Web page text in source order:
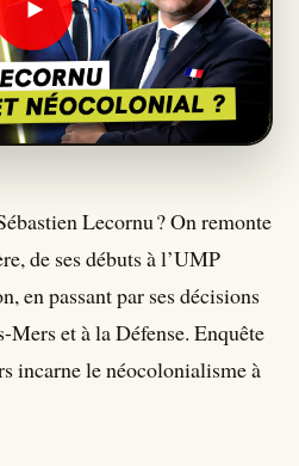
Lecornu ? On remonte
de ses débuts à l’UMP
en passant par ses décisions
Mers et à la Défense. Enquête
incarne le néocolonialisme à